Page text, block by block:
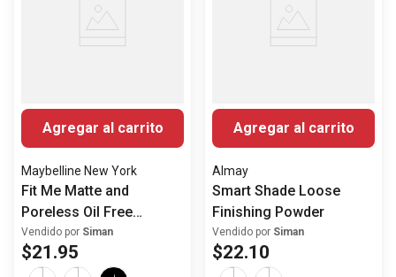
Agregar al carrito
Maybelline New York
Fit Me Matte and
Poreless Oil Free
Foundation
Vendido por Siman
$21 .95
Agregar al carrito
Almay
Smart Shade Loose
Finishing Powder
Vendido por Siman
$22.10